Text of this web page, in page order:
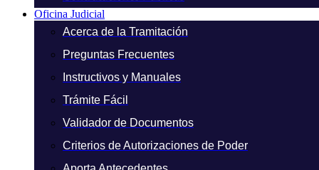
Oficina Judicial
Acerca de la Tramitación
Preguntas Frecuentes
Instructivos y Manuales
Trámite Fácil
Validador de Documentos
Criterios de Autorizaciones de Poder